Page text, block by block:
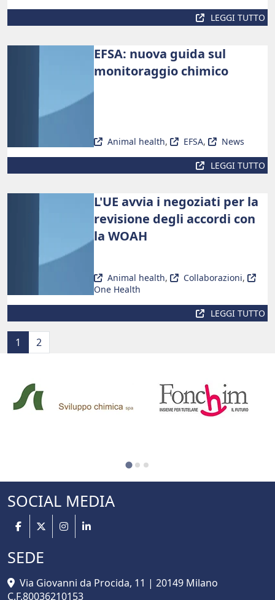
LEGGI TUTTO
EFSA: nuova guida sul
monitoraggio chimico
Animal health, EFSA, News
LEGGI TUTTO
L'UE avvia i negoziati per la
revisione degli accordi con
la WOAH
Animal health, Collaborazioni,
One Health
LEGGI TUTTO
1 2
SOCIAL MEDIA
SEDE
Via Giovanni da Procida, 11 | 20149 Milano
C.F.80036210153